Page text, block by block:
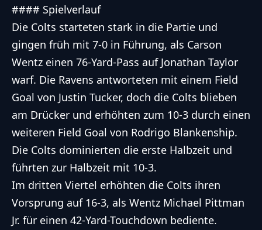
#### Spielverlauf
Die Colts starteten stark in die Partie und
gingen früh mit 7-0 in Führung, als Carson
Wentz einen 76-Yard-Pass auf Jonathan Taylor
warf. Die Ravens antworteten mit einem Field
Goal von Justin Tucker, doch die Colts blieben
am Drücker und erhöhten zum 10-3 durch einen
weiteren Field Goal von Rodrigo Blankenship.
Die Colts dominierten die erste Halbzeit und
führten zur Halbzeit mit 10-3.
Im dritten Viertel erhöhten die Colts ihren
Vorsprung auf 16-3, als Wentz Michael Pittman
Jr. für einen 42-Yard-Touchdown bediente.